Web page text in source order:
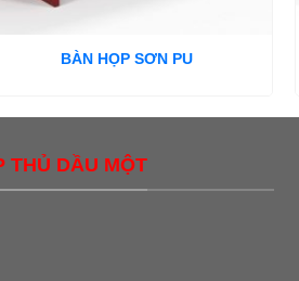
BÀN HỌP SƠN PU
THỦ DẦU MỘT